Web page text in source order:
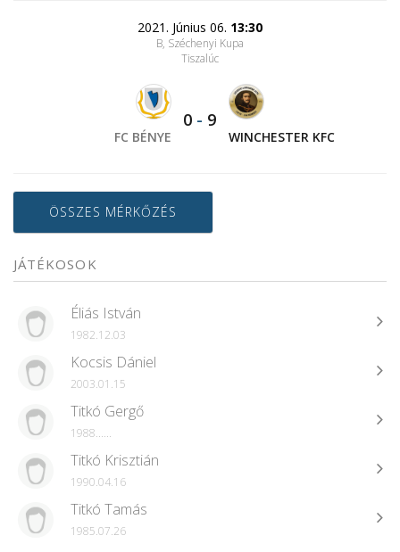
2021. Június 06. 13:30
B, Széchenyi Kupa
Tiszalúc
FC BÉNYE
0 - 9
WINCHESTER KFC
ÖSSZES MÉRKŐZÉS
JÁTÉKOSOK
Éliás István
1982.12.03
Kocsis Dániel
2003.01.15
Titkó Gergő
1988......
Titkó Krisztián
1990.04.16
Titkó Tamás
1985.07.26